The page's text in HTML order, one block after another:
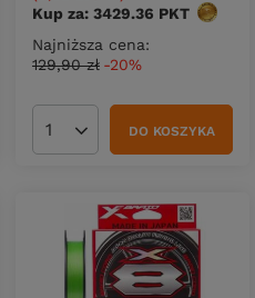
Kup za: 3429.36 PKT
Najniższa cena:
129,90 zł -20%
Ilość produktówDO KOSZYKA